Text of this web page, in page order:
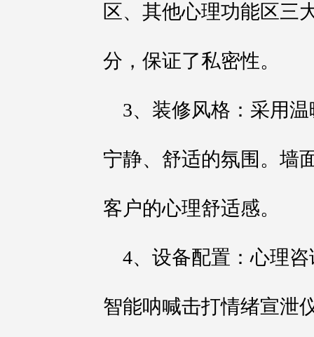
区、其他心理功能区三
分，保证了私密性。
3、装修风格：采用
宁静、舒适的氛围。墙
客户的心理舒适感。
4、设备配置：心理
智能呐喊击打情绪宣泄